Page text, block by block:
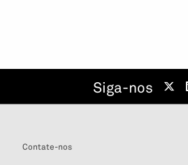
Siga-nos
Contate-nos